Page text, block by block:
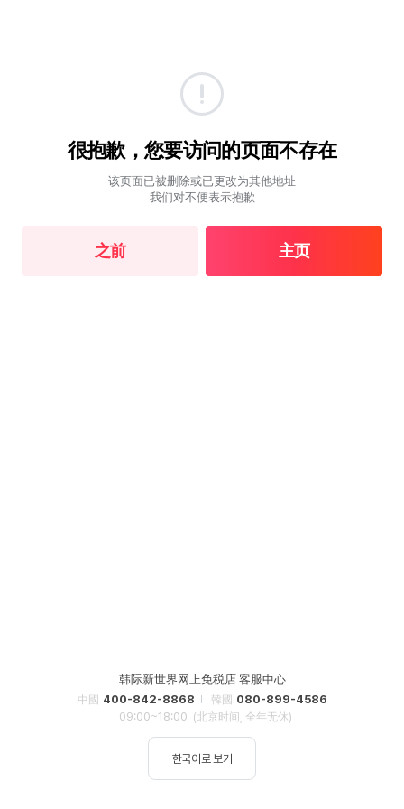
很抱歉，您要访问的页面不存在
该页面已被删除或已更改为其他地址
我们对不便表示抱歉
之前 主页
韩际新世界网上免税店 客服中心
中國 400-842-8868 韓國 080-899-4586
09:00~18:00 (北京时间, 全年无休)
한국어로 보기